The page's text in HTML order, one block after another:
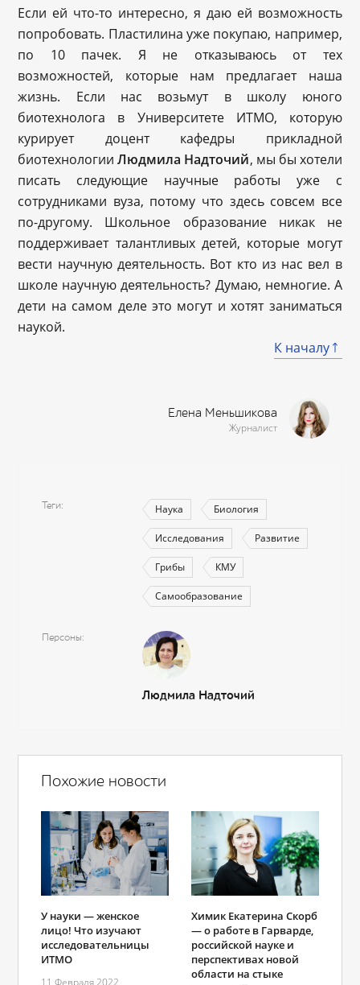
Если ей что-то интересно, я даю ей возможность
попробовать. Пластилина уже покупаю, например,
по 10 пачек. Я не отказываюсь от тех
возможностей, которые нам предлагает наша
жизнь. Если нас возьмут в школу юного
биотехнолога в Университете ИТМО, которую
курирует доцент кафедры прикладной
биотехнологииЛюдмила Надточий, мы бы хотели
писать следующие научные работы уже с
сотрудниками вуза, потому что здесь совсем все
по-другому. Школьное образование никак не
поддерживает талантливых детей, которые могут
вести научную деятельность. Вот кто из нас вел в
школе научную деятельность? Думаю, немногие. А
дети на самом деле это могут и хотят заниматься
наукой.
К началу
Елена Меньшикова
Журналист
Теги Наука Биология
Исследования Развитие
Грибы КМУ
Самообразование
Персоны
Людмила Надточий
Похожие новости
У науки — женское
лицо! Что изучают
исследовательницы
ИТМО
11 Февраля 2022
Химик Екатерина Скорб
— о работе в Гарварде,
российской науке и
перспективах новой
области на стыке